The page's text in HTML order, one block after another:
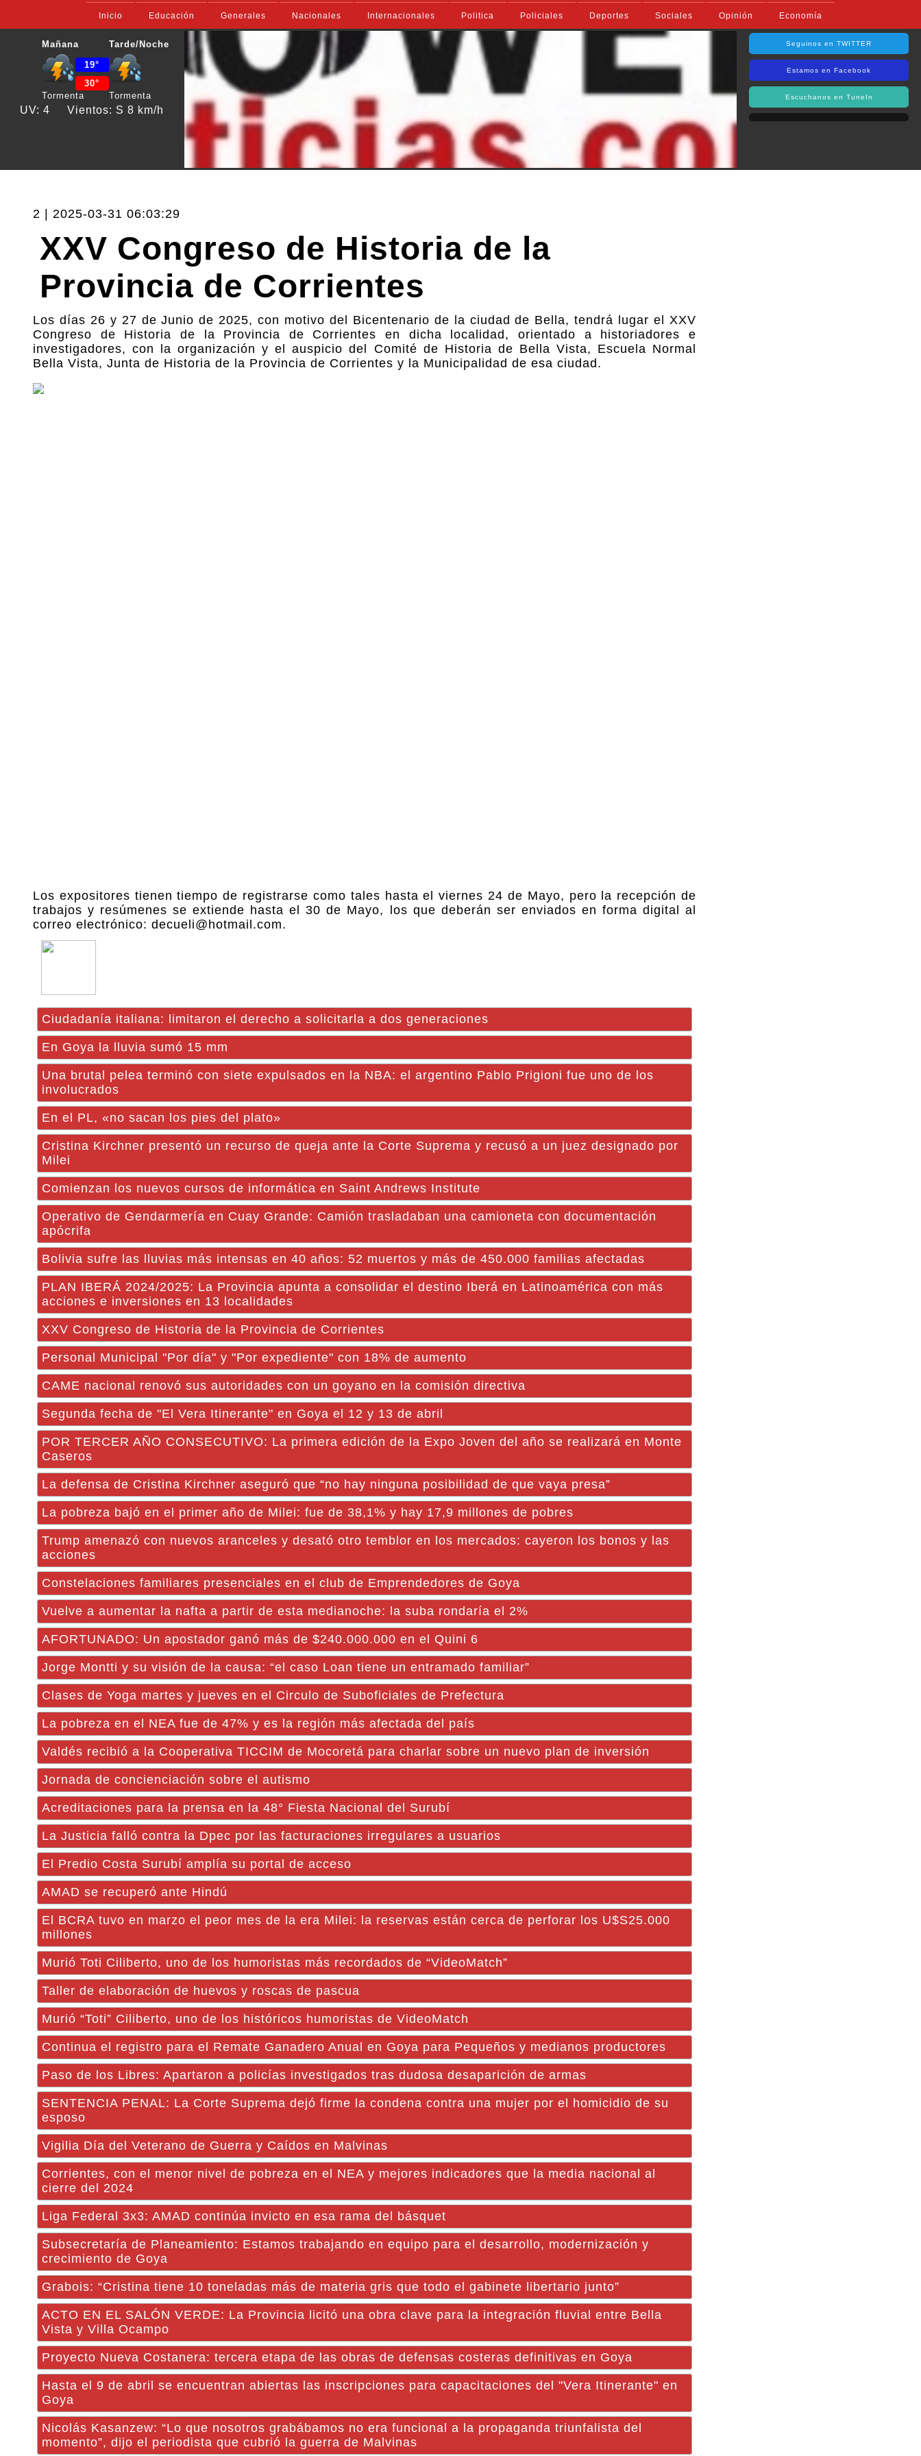
Inicio Educación Generales Nacionales Internacionales Politica Policiales Deportes Sociales Opinión Economía
Mañana
Tormenta
19°
30°
Tarde/Noche
Tormenta
UV: 4 Vientos: S 8 km/h
Seguinos en TWITTER
Estamos en Facebook
Escuchanos en TuneIn
2 | 2025-03-31 06:03:29
XXV Congreso de Historia de la
Provincia de Corrientes
Los días 26 y 27 de Junio de 2025, con motivo del Bicentenario de la ciudad de Bella, tendrá lugar el XXV
Congreso de Historia de la Provincia de Corrientes en dicha localidad, orientado a historiadores e
investigadores, con la organización y el auspicio del Comité de Historia de Bella Vista, Escuela Normal
Bella Vista, Junta de Historia de la Provincia de Corrientes y la Municipalidad de esa ciudad.
Los expositores tienen tiempo de registrarse como tales hasta el viernes 24 de Mayo, pero la recepción de
trabajos y resúmenes se extiende hasta el 30 de Mayo, los que deberán ser enviados en forma digital al
correo electrónico: decueli@hotmail.com.
Ciudadanía italiana: limitaron el derecho a solicitarla a dos generaciones
En Goya la lluvia sumó 15 mm
Una brutal pelea terminó con siete expulsados en la NBA: el argentino Pablo Prigioni fue uno de los
involucrados
En el PL, «no sacan los pies del plato»
Cristina Kirchner presentó un recurso de queja ante la Corte Suprema y recusó a un juez designado por
Milei
Comienzan los nuevos cursos de informática en Saint Andrews Institute
Operativo de Gendarmería en Cuay Grande: Camión trasladaban una camioneta con documentación
apócrifa
Bolivia sufre las lluvias más intensas en 40 años: 52 muertos y más de 450.000 familias afectadas
PLAN IBERÁ 2024/2025: La Provincia apunta a consolidar el destino Iberá en Latinoamérica con más
acciones e inversiones en 13 localidades
XXV Congreso de Historia de la Provincia de Corrientes
Personal Municipal "Por día" y "Por expediente" con 18% de aumento
CAME nacional renovó sus autoridades con un goyano en la comisión directiva
Segunda fecha de "El Vera Itinerante" en Goya el 12 y 13 de abril
POR TERCER AÑO CONSECUTIVO: La primera edición de la Expo Joven del año se realizará en Monte
Caseros
La defensa de Cristina Kirchner aseguró que “no hay ninguna posibilidad de que vaya presa”
La pobreza bajó en el primer año de Milei: fue de 38,1% y hay 17,9 millones de pobres
Trump amenazó con nuevos aranceles y desató otro temblor en los mercados: cayeron los bonos y las
acciones
Constelaciones familiares presenciales en el club de Emprendedores de Goya
Vuelve a aumentar la nafta a partir de esta medianoche: la suba rondaría el 2%
AFORTUNADO: Un apostador ganó más de $240.000.000 en el Quini 6
Jorge Montti y su visión de la causa: “el caso Loan tiene un entramado familiar”
Clases de Yoga martes y jueves en el Circulo de Suboficiales de Prefectura
La pobreza en el NEA fue de 47% y es la región más afectada del país
Valdés recibió a la Cooperativa TICCIM de Mocoretá para charlar sobre un nuevo plan de inversión
Jornada de concienciación sobre el autismo
Acreditaciones para la prensa en la 48° Fiesta Nacional del Surubí
La Justicia falló contra la Dpec por las facturaciones irregulares a usuarios
El Predio Costa Surubí amplía su portal de acceso
AMAD se recuperó ante Hindú
El BCRA tuvo en marzo el peor mes de la era Milei: la reservas están cerca de perforar los U$S25.000
millones
Murió Toti Ciliberto, uno de los humoristas más recordados de “VideoMatch”
Taller de elaboración de huevos y roscas de pascua
Murió “Toti” Ciliberto, uno de los históricos humoristas de VideoMatch
Continua el registro para el Remate Ganadero Anual en Goya para Pequeños y medianos productores
Paso de los Libres: Apartaron a policías investigados tras dudosa desaparición de armas
SENTENCIA PENAL: La Corte Suprema dejó firme la condena contra una mujer por el homicidio de su
esposo
Vigilia Día del Veterano de Guerra y Caídos en Malvinas
Corrientes, con el menor nivel de pobreza en el NEA y mejores indicadores que la media nacional al
cierre del 2024
Liga Federal 3x3: AMAD continúa invicto en esa rama del básquet
Subsecretaría de Planeamiento: Estamos trabajando en equipo para el desarrollo, modernización y
crecimiento de Goya
Grabois: “Cristina tiene 10 toneladas más de materia gris que todo el gabinete libertario junto”
ACTO EN EL SALÓN VERDE: La Provincia licitó una obra clave para la integración fluvial entre Bella
Vista y Villa Ocampo
Proyecto Nueva Costanera: tercera etapa de las obras de defensas costeras definitivas en Goya
Hasta el 9 de abril se encuentran abiertas las inscripciones para capacitaciones del "Vera Itinerante" en
Goya
Nicolás Kasanzew: “Lo que nosotros grabábamos no era funcional a la propaganda triunfalista del
momento”, dijo el periodista que cubrió la guerra de Malvinas